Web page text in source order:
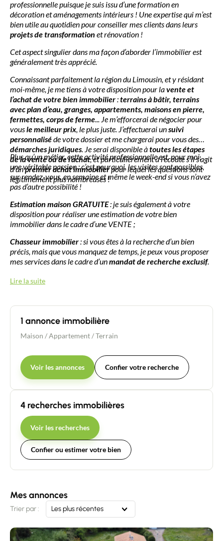
professionnelle puisque je suis issu d’une formation en
décoration et aménagements intérieurs ! Une expertise qui m’est
bien utile au quotidien pour conseiller mes clients dans leurs
projets de transformation et rénovation !
Cet aspect singulier dans ma façon d’aborder l’immobilier est
généralement très apprécié.
Connaissant parfaitement la région du Limousin, et y résidant
moi-même, je me tiens à votre disposition pour lavente et
l’achat de votre bien immobilier:terrains à bâtir, terrains
avec plan d’eau, granges, appartements, maisons en pierre,
fermettes, corps de ferme... Je m’efforcerai de négocier pour
vousle meilleur prix, le plus juste. J’effectuerai unsuivi
personnaliséde votre dossier et me chargerai pour vous des
démarches juridiques. Je serai disponible àtoutes les étapes
de la vente ou de l’achat, et particulièrement à l’écoute s’il s’agit
d’unpremier achat immobilierpour lequel les questions sont
légitimement plus nombreuses !
Plus qu’un métier, cette activité professionnelle est, pour moi,
une véritable passion : c’est pourquoi, les visites sont possibles,
sur rendez-vous, en semaine et même le week-end si vous n’avez
pas d’autre possibilité !
Estimation maison GRATUITE: je suis également à votre
disposition pour réaliser une estimation de votre bien
immobilier dans le cadre d’une VENTE ;
Chasseur immobilier: si vous êtes à la recherche d’un bien
précis, mais que vous manquez de temps, je peux vous proposer
mes services dans le cadre d’unmandat de recherche exclusif.
Lire la suite
1 annonce immobilière
Maison /Appartement/Terrain
Voir les annonces Confier votre recherche
4 recherches immobilières
Voir les recherches
Confier ou estimer votre bien
Mes annonces
Trier par : Les plus récentes